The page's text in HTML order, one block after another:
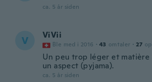
ca. 5 år siden
V ViVii
Ble med i 2016 · 43 omtaler · 27
Un peu trop léger et matière
un aspect (pyjama).
ca. 5 år siden